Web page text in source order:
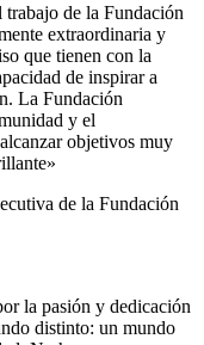
de la Fundación
extraordinaria y
que tienen con la
de inspirar a
La Fundación
y el
objetivos muy
de la Fundación
la pasión y dedicación
distinto: un mundo